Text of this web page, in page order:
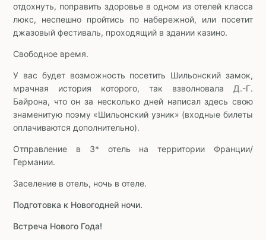
отдохнуть, поправить здоровье в одном из отелей класса
люкс, неспешно пройтись по набережной, или посетит
джазовый фестиваль, проходящий в здании казино.
Свободное время.
У вас будет возможность посетить Шильонский замок,
мрачная история которого, так взволновала Д.-Г.
Байрона, что он за несколько дней написал здесь свою
знаменитую поэму «Шильонский узник» (входные билеты
оплачиваются дополнительно).
Отправление в 3* отель на территории Франции/
Германии.
Заселение в отель, ночь в отеле.
Подготовка к Новогодней ночи.
Встреча Нового Года!